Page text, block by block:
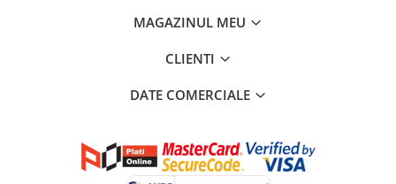
MAGAZINUL MEU
CLIENTI
DATE COMERCIALE